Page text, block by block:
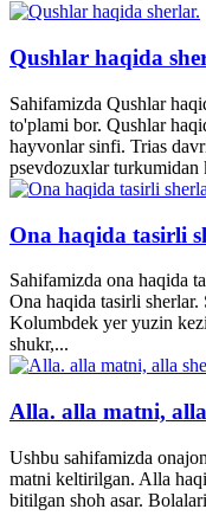
Qushlar haqida
Sahifamizda Qushlar
to'plami bor. Qushlar
hayvonlar sinfi. Trias
psevdozuxlar
Ona haqida tasirli
Sahifamizda ona haqida
Ona haqida tasirli
Kolumbdek yer yuzin
shukr,...
Alla. alla matni, alla
Ushbu sahifamizda
matni keltirilgan. Alla
bitilgan shoh asar.